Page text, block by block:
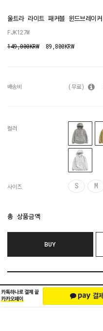
울트라 라이트 패커블 윈드브레
FJK127W
149,000KRW
89,800KRW
배송비 (무료)
컬러
사이즈 S M
총 상품금액
BUY